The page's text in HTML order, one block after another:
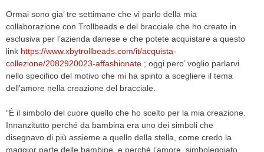
CONTACT
ABOUT
CONTACT
HOME
Ormai sono gia’ tre settimane che vi parlo della mia
collaborazione con Trollbeads e del bracciale che ho creato in
esclusiva per l’azienda danese e che potete acquistare a questo
link https://www.xbytrollbeads.com/it/acquista-
collezione/2082920023-affashionate ; oggi pero’ voglio parlarvi
nello specifico del motivo che mi ha spinto a scegliere il tema
dell’amore nella creazione del bracciale.
“È il simbolo del cuore quello che ho scelto per la mia creazione.
Innanzitutto perché da bambina era uno dei simboli che
disegnavo di più assieme a quello della stella, come credo la
maggior parte delle bambine, e perché l’amore, simboleggiato